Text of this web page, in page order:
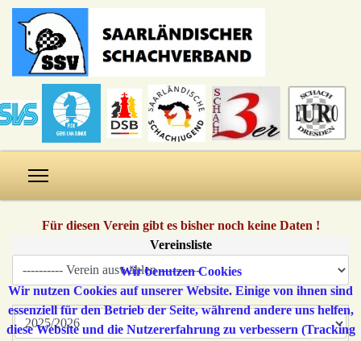
Für diesen Verein gibt es bisher noch keine Daten !
Vereinsliste
Wir benutzen Cookies
Wir nutzen Cookies auf unserer Website. Einige von ihnen sind
essenziell für den Betrieb der Seite, während andere uns helfen,
diese Website und die Nutzererfahrung zu verbessern (Tracking